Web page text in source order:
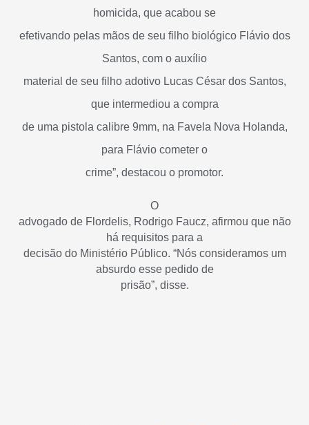
homicida, que acabou se
efetivando pelas mãos de seu filho biológico Flávio dos
Santos, com o auxílio
material de seu filho adotivo Lucas César dos Santos,
que intermediou a compra
de uma pistola calibre 9mm, na Favela Nova Holanda,
para Flávio cometer o
crime”, destacou o promotor.
O
advogado de Flordelis, Rodrigo Faucz, afirmou que não
há requisitos para a
decisão do Ministério Público. “Nós consideramos um
absurdo esse pedido de
prisão”, disse.